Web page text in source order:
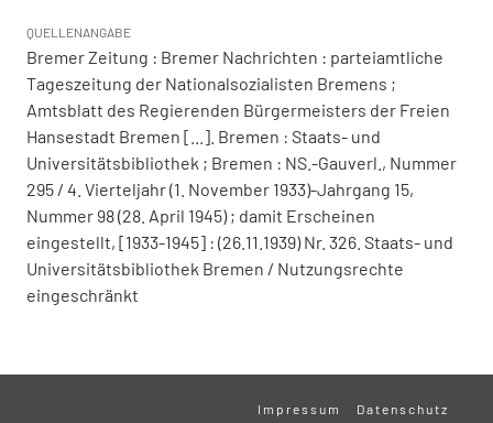
QUELLENANGABE
Bremer Zeitung : Bremer Nachrichten : parteiamtliche
Tageszeitung der Nationalsozialisten Bremens ;
Amtsblatt des Regierenden Bürgermeisters der Freien
Hansestadt Bremen [...]. Bremen : Staats- und
Universitätsbibliothek ; Bremen : NS.-Gauverl., Nummer
295 / 4. Vierteljahr (1. November 1933)-Jahrgang 15,
Nummer 98 (28. April 1945) ; damit Erscheinen
eingestellt, [1933-1945] : (26.11.1939) Nr. 326. Staats- und
Universitätsbibliothek Bremen / Nutzungsrechte
eingeschränkt
Impressum Datenschutz